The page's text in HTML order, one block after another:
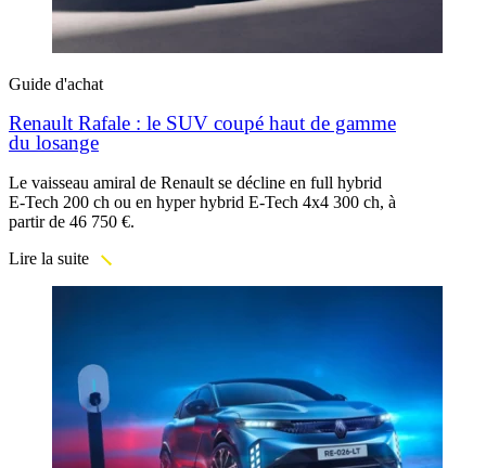
Guide d'achat
Renault Rafale : le SUV coupé haut de gamme
du losange
Le vaisseau amiral de Renault se décline en full hybrid
E-Tech 200 ch ou en hyper hybrid E-Tech 4x4 300 ch, à
partir de 46 750 €.
Lire la suite